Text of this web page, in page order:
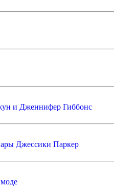
и Дженнифер Гиббонс
Джессики Паркер